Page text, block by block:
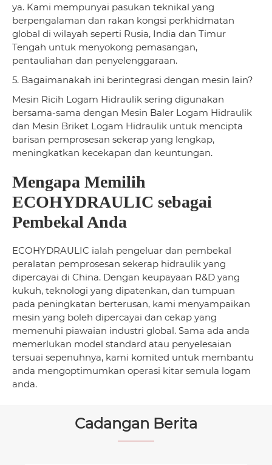
ya. Kami mempunyai pasukan teknikal yang
berpengalaman dan rakan kongsi perkhidmatan
global di wilayah seperti Rusia, India dan Timur
Tengah untuk menyokong pemasangan,
pentauliahan dan penyelenggaraan.
5. Bagaimanakah ini berintegrasi dengan mesin lain?
Mesin Ricih Logam Hidraulik sering digunakan
bersama-sama dengan Mesin Baler Logam Hidraulik
dan Mesin Briket Logam Hidraulik untuk mencipta
barisan pemprosesan sekerap yang lengkap,
meningkatkan kecekapan dan keuntungan.
Mengapa Memilih
ECOHYDRAULIC sebagai
Pembekal Anda
ECOHYDRAULIC ialah pengeluar dan pembekal
peralatan pemprosesan sekerap hidraulik yang
dipercayai di China. Dengan keupayaan R&D yang
kukuh, teknologi yang dipatenkan, dan tumpuan
pada peningkatan berterusan, kami menyampaikan
mesin yang boleh dipercayai dan cekap yang
memenuhi piawaian industri global. Sama ada anda
memerlukan model standard atau penyelesaian
tersuai sepenuhnya, kami komited untuk membantu
anda mengoptimumkan operasi kitar semula logam
anda.
Cadangan Berita